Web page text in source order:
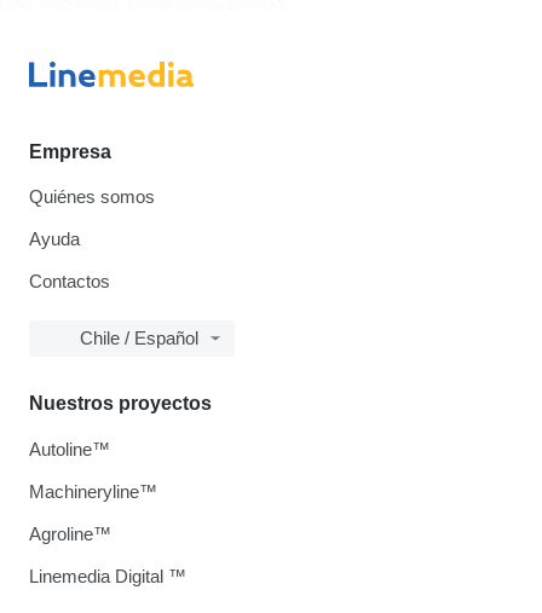
Empresa
Quiénes somos
Ayuda
Contactos
Chile / Español
Nuestros proyectos
Autoline™
Machineryline™
Agroline™
Linemedia Digital ™